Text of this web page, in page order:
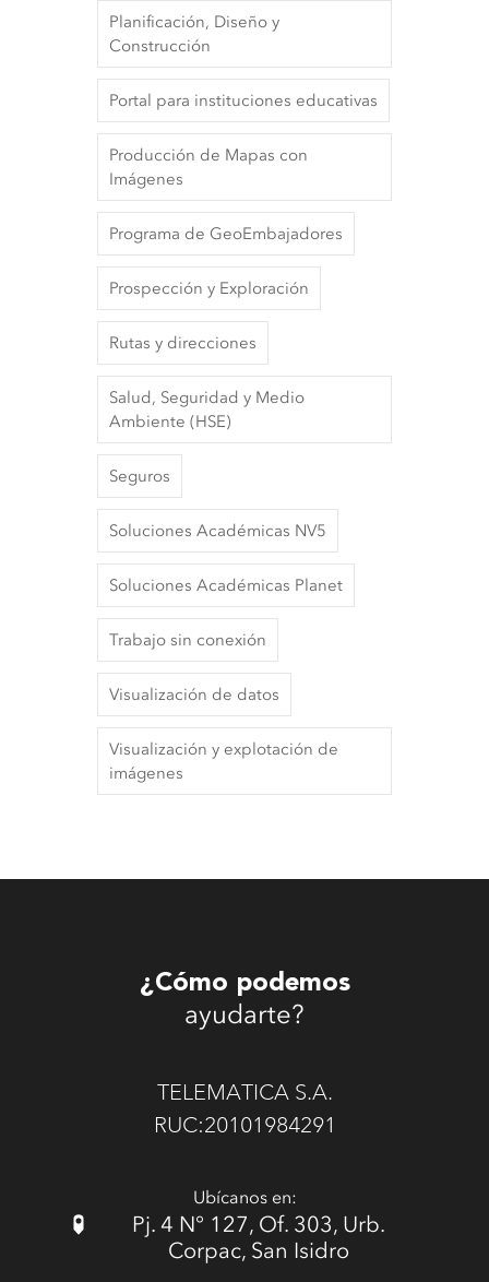
Planificación, Diseño y
Construcción
Portal para instituciones educativas
Producción de Mapas con
Imágenes
Programa de GeoEmbajadores
Prospección y Exploración
Rutas y direcciones
Salud, Seguridad y Medio
Ambiente (HSE)
Seguros
Soluciones Académicas NV5
Soluciones Académicas Planet
Trabajo sin conexión
Visualización de datos
Visualización y explotación de
imágenes
¿Cómo podemos
ayudarte?
TELEMATICA S.A.
RUC:20101984291
Ubícanos en:
Pj. 4 N° 127, Of. 303, Urb.
Corpac, San Isidro